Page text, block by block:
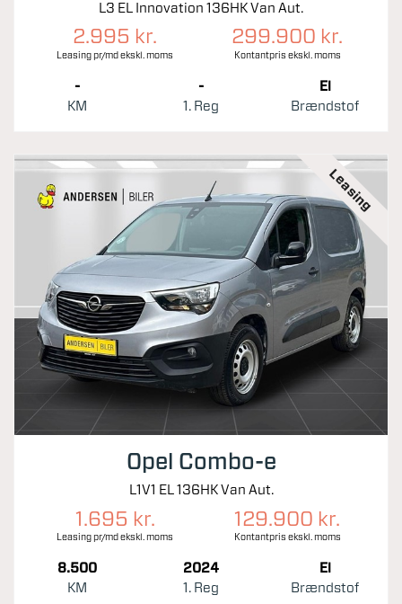
L3 EL Innovation 136HK Van Aut.
2.995 kr.
Leasing pr/md ekskl. moms
299.900 kr.
Kontantpris ekskl. moms
-
KM
-
1. Reg
El
Brændstof
Leasing
Opel Combo-e
L1V1 EL 136HK Van Aut.
1.695 kr.
Leasing pr/md ekskl. moms
129.900 kr.
Kontantpris ekskl. moms
8.500
KM
2024
1. Reg
El
Brændstof